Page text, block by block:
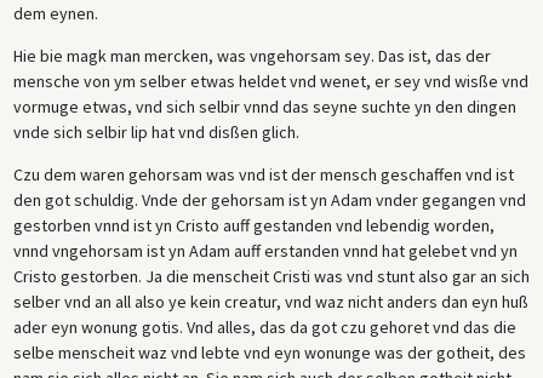
dem eynen.
Hie bie magk man mercken, was vngehorsam sey. Das ist, das der
mensche von ym selber etwas heldet vnd wenet, er sey vnd wisße vnd
vormuge etwas, vnd sich selbir vnnd das seyne suchte yn den dingen
vnde sich selbir lip hat vnd disßen glich.
Czu dem waren gehorsam was vnd ist der mensch geschaffen vnd ist
den got schuldig. Vnde der gehorsam ist yn Adam vnder gegangen vnd
gestorben vnnd ist yn Cristo auff gestanden vnd lebendig worden,
vnnd vngehorsam ist yn Adam auff erstanden vnnd hat gelebet vnd yn
Cristo gestorben. Ja die menscheit Cristi was vnd stunt also gar an sich
selber vnd an all also ye kein creatur, vnd waz nicht anders dan eyn huß
ader eyn wonung gotis. Vnd alles, das da got czu gehoret vnd das die
selbe menscheit waz vnd lebte vnd eyn wonunge was der gotheit, des